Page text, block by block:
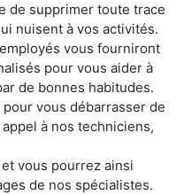
de supprimer toute trace
nuisent à vos activités.
vous fourniront
pour vous aider à
de bonnes habitudes.
vous débarrasser de
à nos techniciens,
vous pourrez ainsi
de nos spécialistes.